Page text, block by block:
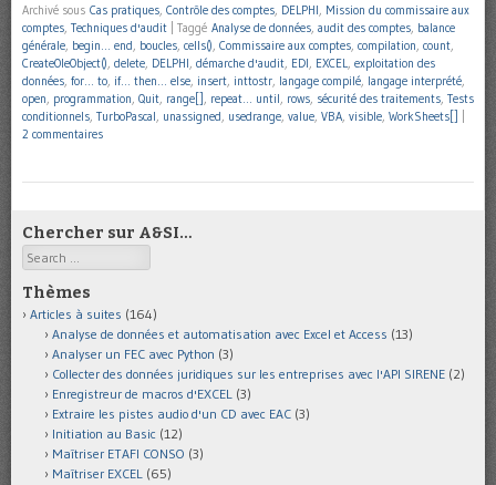
Archivé sous Cas pratiques Contrôle des comptes DELPHI Mission du commissaire aux
comptes Techniques d'audit Taggé Analyse de données audit des comptes balance
générale begin… end boucles cells() Commissaire aux comptes compilation count
CreateOleObject() delete DELPHI démarche d'audit EDI EXCEL
exploitation des
données for… to if… then… else insert inttostr langage compilé langage interprété
open programmation Quit range[] repeat… until rows sécurité des traitements Tests
conditionnels TurboPascal unassigned usedrange value VBA visible WorkSheets[]
2 commentaires
Chercher sur A&SI…
Search
Thèmes
Articles à suites (164)
Analyse de données et automatisation avec Excel et Access (13)
Analyser un FEC avec Python (3)
Collecter des données juridiques sur les entreprises avec l'API SIRENE (2)
Enregistreur de macros d'EXCEL (3)
Extraire les pistes audio d'un CD avec EAC (3)
Initiation au Basic (12)
Maîtriser ETAFI CONSO (3)
Maîtriser EXCEL (65)